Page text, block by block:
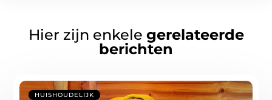
Hier zijn enkele gerelateerde
berichten
HUISHOUDELIJK